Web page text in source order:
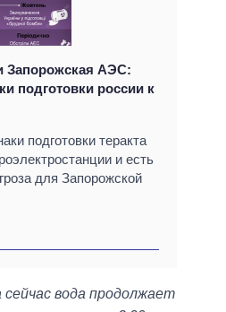
Запорожская АЭС:
подготовки россии к
подготовки теракта
и есть
для Запорожской
вода продолжает